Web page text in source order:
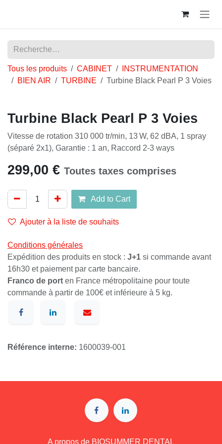
Tous les produits CABINET
INSTRUMENTATION
BIEN AIR
TURBINE Turbine Black Pearl P 3 Voies
Turbine Black Pearl P 3 Voies
Vitesse de rotation 310 000 tr/min, 13 W, 62 dBA, 1 spray
(séparé 2x1), Garantie : 1 an, Raccord 2-3 ways
299,00 € Toutes taxes comprises
Add to Cart
Ajouter à la liste de souhaits
Conditions générales
Expédition des produits en stock : J+1 si commande avant
16h30 et paiement par carte bancaire.
Franco de port en France métropolitaine pour toute
commande à partir de 100€ et inférieure à 5 kg.
Référence interne: 1600039-001
A p​ropos de BIOSUMMER DENTAL